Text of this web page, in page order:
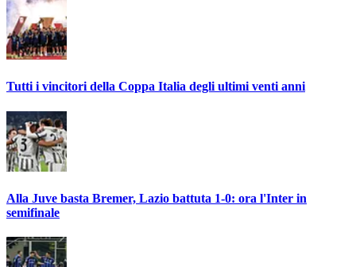
Tutti i vincitori della Coppa Italia degli ultimi venti anni
Alla Juve basta Bremer, Lazio battuta 1-0: ora l'Inter in
semifinale